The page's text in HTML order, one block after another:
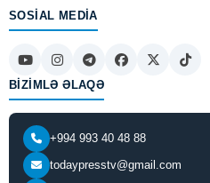
SOSIAL MEDIA
BIZIMLƏ ƏLAQƏ
+994 993 40 48 88
todaypresstv@gmail.com